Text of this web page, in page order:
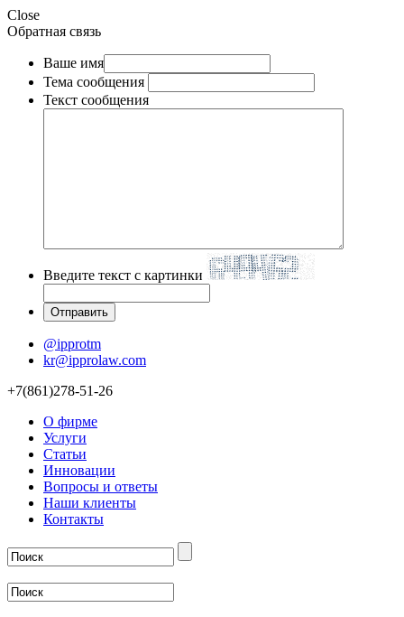
Close
Обратная связь
Ваше имя
Тема сообщения
Текст сообщения
Введите текст с картинки
@ipprotm
kr@ipprolaw.com
+7(861)278-51-26
О фирме
Услуги
Статьи
Инновации
Вопросы и ответы
Наши клиенты
Контакты